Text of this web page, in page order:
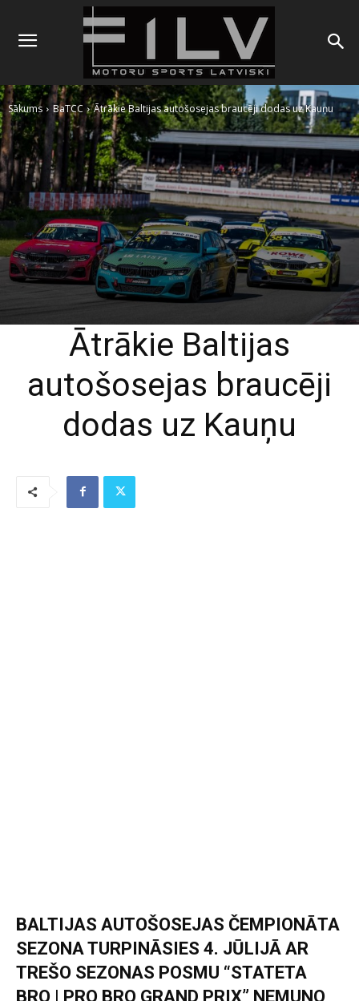
Sākums BaTCC Ātrākie Baltijas autošosejas braucēji dodas uz Kauņu
Ātrākie Baltijas
autošosejas braucēji
dodas uz Kauņu
BALTIJAS AUTOŠOSEJAS ČEMPIONĀTA
SEZONA TURPINĀSIES 4. JŪLIJĀ AR
TREŠO SEZONAS POSMU “STATETA
BRO | PRO BRO GRAND PRIX” NEMUNO